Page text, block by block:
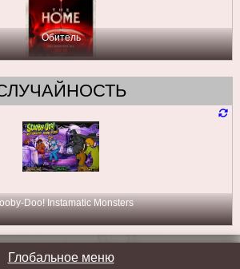
Обитель
Doo! Instamatic Monsters
Глобальное меню